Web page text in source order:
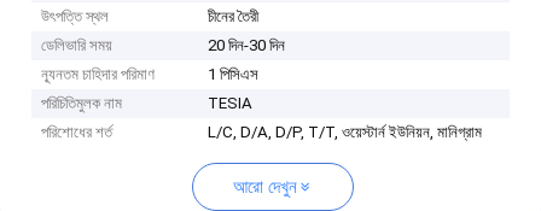
উৎপত্তি স্থল
চীনের তৈরী
ডেলিভারি সময়
20 দিন-30 দিন
ন্যূনতম চাহিদার পরিমাণ
1 পিসিএস
পরিচিতিমুলক নাম
TESIA
পরিশোধের শর্ত
L/C, D/A, D/P, T/T, ওয়েস্টার্ন ইউনিয়ন, মানিগ্রাম
আরো দেখুন